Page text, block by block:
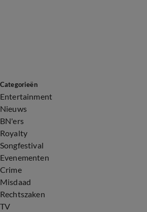
Categorieën
Entertainment
Nieuws
BN'ers
Royalty
Songfestival
Evenementen
Crime
Misdaad
Rechtszaken
TV